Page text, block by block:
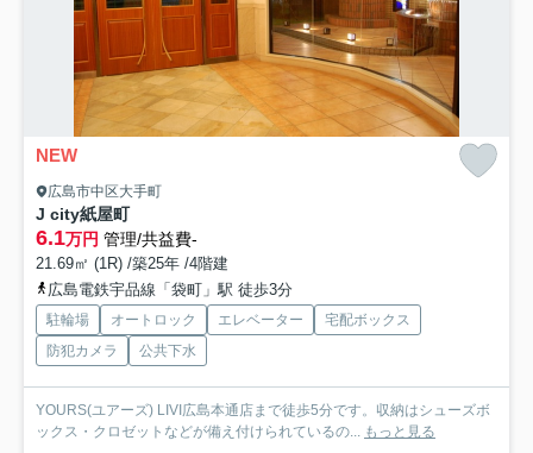
NEW
広島市中区大手町
J city紙屋町
6.1万円 管理/共益費-
21.69㎡ (1R) /築25年 /4階建
広島電鉄宇品線「袋町」駅 徒歩3分
駐輪場 オートロック エレベーター
宅配ボックス
防犯カメラ
公共下水
YOURS(ユアーズ) LIVI広島本通店まで徒歩5分です。収納はシューズボ
ックス・クロゼットなどが備え付けられているの... もっと見る